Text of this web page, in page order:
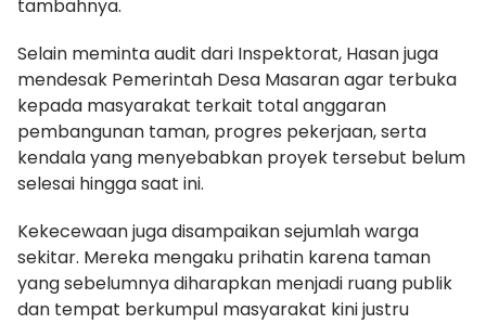
tambahnya.
Selain meminta audit dari Inspektorat, Hasan juga
mendesak Pemerintah Desa Masaran agar terbuka
kepada masyarakat terkait total anggaran
pembangunan taman, progres pekerjaan, serta
kendala yang menyebabkan proyek tersebut belum
selesai hingga saat ini.
Kekecewaan juga disampaikan sejumlah warga
sekitar. Mereka mengaku prihatin karena taman
yang sebelumnya diharapkan menjadi ruang publik
dan tempat berkumpul masyarakat kini justru